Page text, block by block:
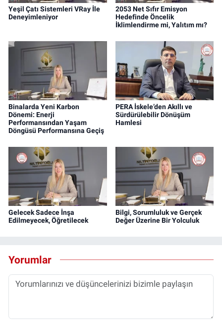
Yeşil Çatı Sistemleri VRay İle
Deneyimleniyor
2053 Net Sıfır Emisyon
Hedefinde Öncelik
İklimlendirme mi, Yalıtım mı?
Binalarda Yeni Karbon
Dönemi: Enerji
Performansından Yaşam
Döngüsü Performansına Geçiş
PERA İskele’den Akıllı ve
Sürdürülebilir Dönüşüm
Hamlesi
Gelecek Sadece İnşa
Edilmeyecek, Öğretilecek
Bilgi, Sorumluluk ve Gerçek
Değer Üzerine Bir Yolculuk
Yorumlar